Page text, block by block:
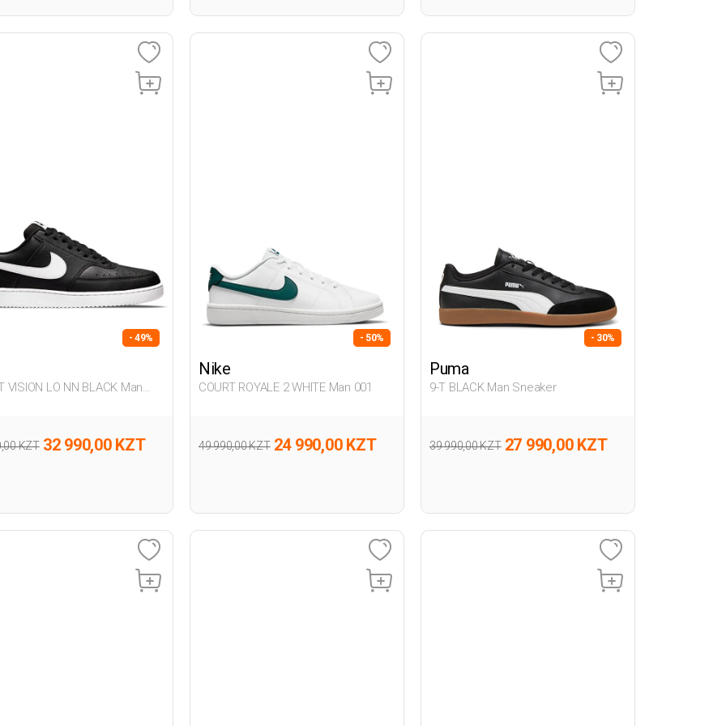
- 49%
VISION LO NN BLACK Man
KZT 32 990,00 KZT
- 50%
Nike
COURT ROYALE 2 WHITE Man 001
49 990,00 KZT 24 990,00 KZT
- 30%
Puma
9-T BLACK Man Sneaker
39 990,00 KZT 27 990,00 KZT